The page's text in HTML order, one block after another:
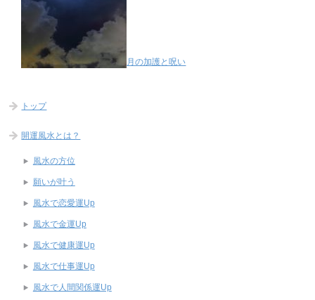
月の加護と呪い
トップ
開運風水とは？
風水の方位
願いが叶う
風水で恋愛運Up
風水で金運Up
風水で健康運Up
風水で仕事運Up
風水で人間関係運Up